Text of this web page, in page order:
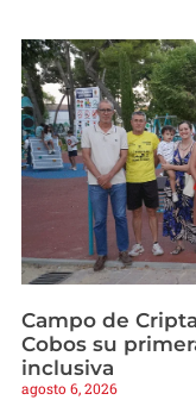
Campo de
Cobos su
inclusiva
agosto 6, 2026